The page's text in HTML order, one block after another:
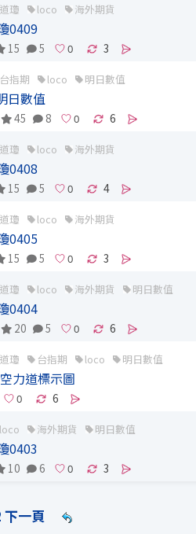
道瓊 loco 海外期貨
0409
15 5 3
台指期 loco 明日數值
日數值
45 8 6
道瓊 loco 海外期貨
0408
15 5 4
道瓊 loco 海外期貨
0405
15 5 3
道瓊 loco 海外期貨 明日數值
0404
20 5 6
道瓊 台指期 loco 明日數值
力道標示圖
6
loco 海外期貨 明日數值
0403
10 6 3
下一頁